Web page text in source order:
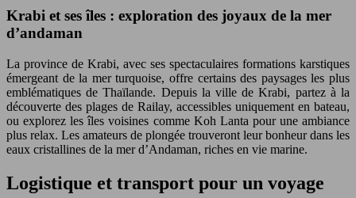
Krabi et ses îles : exploration des joyaux de la mer
d’andaman
La province de Krabi, avec ses spectaculaires formations karstiques
émergeant de la mer turquoise, offre certains des paysages les plus
emblématiques de Thaïlande. Depuis la ville de Krabi, partez à la
découverte des plages de Railay, accessibles uniquement en bateau,
ou explorez les îles voisines comme Koh Lanta pour une ambiance
plus relax. Les amateurs de plongée trouveront leur bonheur dans les
eaux cristallines de la mer d’Andaman, riches en vie marine.
Logistique et transport pour un voyage